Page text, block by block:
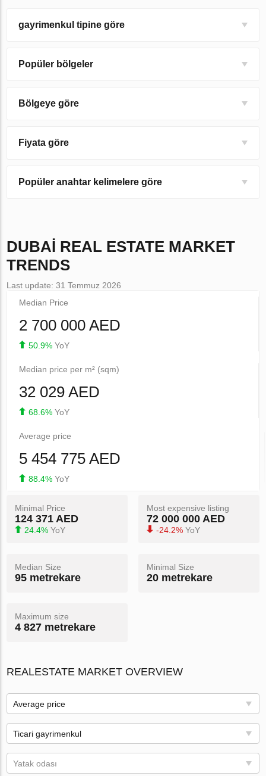
gayrimenkul tipine göre
Popüler bölgeler
Bölgeye göre
Fiyata göre
Popüler anahtar kelimelere göre
DUBAI REAL ESTATE MARKET
TRENDS
Last update: 31 Temmuz 2026
Median Price
2 700 000 AED
50.9% YoY
Median price per m² (sqm)
32 029 AED
68.6% YoY
Average price
5 454 775 AED
88.4% YoY
Minimal Price
124 371 AED
24.4% YoY
Most expensive listing
72 000 000 AED
-24.2% YoY
Median Size
95 metrekare
Minimal Size
20 metrekare
Maximum size
4 827 metrekare
REALESTATE MARKET OVERVIEW
Average price
Ticari gayrimenkul
Yatak odası